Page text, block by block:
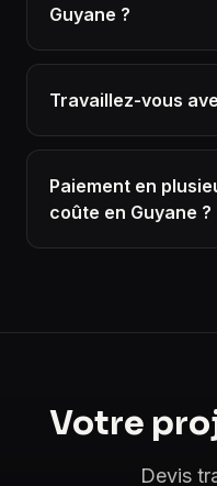
Guyane ?
Travaillez-vous
Paiement en
coûte en Guyane ?
Votre
Devis